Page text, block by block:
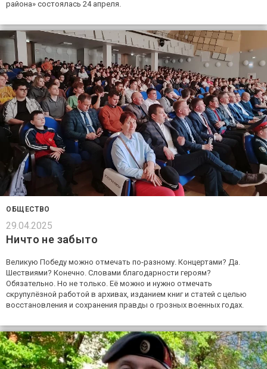
района» состоялась 24 апреля.
ОБЩЕСТВО
29.04.2025
Ничто не забыто
Великую Победу можно отмечать по-разному. Концертами? Да.
Шествиями? Конечно. Словами благодарности героям?
Обязательно. Но не только. Её можно и нужно отмечать
скрупулёзной работой в архивах, изданием книг и статей с целью
восстановления и сохранения правды о грозных военных годах.